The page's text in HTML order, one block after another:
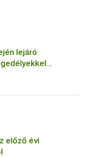
lejáró
előző évi